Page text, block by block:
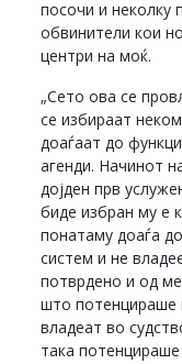
посочи и неколку
обвинители кои
центри на моќ.
„Сето ова се
се избираат
доаѓаат до
агенди. Начинот
дојден прв
биде избран му е
понатаму доаѓа
систем и не
потврдено и од
што потенцираше
владеат во
така потенцираше